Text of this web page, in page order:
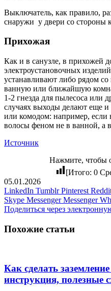
Выключатель, как правило,
снаружи у двери со стороны
Прихожая
Как и в санузле, в прихожей
электроустановочных
устанавливают либо рядом
ванную или ближайшую
1-2 гнезда для пылесоса или
случаях выходы делают еще и
или комодом: например, если
волосы феном не в ванной, а
Источник
Нажмите, чтобы
[Итого: 0
05.01.2026
LinkedIn Tumblr Pinterest
Skype Messenger Messenger
Поделиться через
Похожие статьи
Как сделать
инструкция, полезные